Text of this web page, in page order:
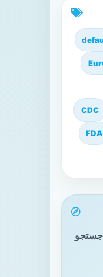
CDC
FDA
جستجو